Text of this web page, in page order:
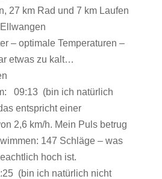
27 km Rad und 7 km Laufen
– optimale Temperaturen –
etwas zu kalt…
09:13 (bin ich natürlich
entspricht einer
2,6 km/h. Mein Puls betrug
147 Schläge – was
hoch ist.
(bin ich natürlich nicht